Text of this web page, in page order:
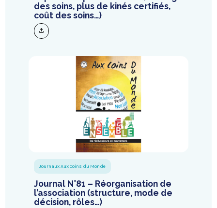
des soins, plus de kinés certifiés,
coût des soins…)
Journaux Aux Coins du Monde
Journal N°81 – Réorganisation de
l’association (structure, mode de
décision, rôles…)